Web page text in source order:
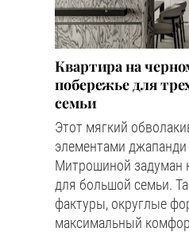
Квартира на
побережье для
семьи
Этот мягкий
элементами
Митрошиной задуман
для большой семьи.
фактуры, округлые
максимальный